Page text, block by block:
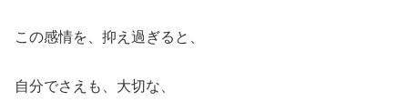
この感情を、抑え過ぎると、
自分でさえも、大切な、